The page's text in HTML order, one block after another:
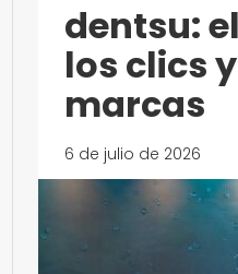
dentsu:
los clics
marcas
6 de julio de 2026